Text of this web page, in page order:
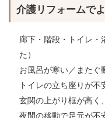
介護リフォームで
廊下・階段・トイレ・
た）
お風呂が寒い／またぐ
トイレの立ち座りが
玄関の上がり框が高く
夜間の移動で足元が不